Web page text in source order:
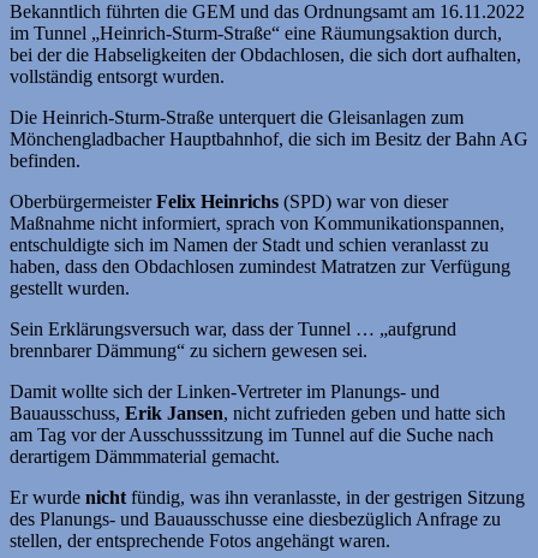
Bekanntlich führten die GEM und das Ordnungsamt am 16.11.2022
im Tunnel „Heinrich-Sturm-Straße“ eine Räumungsaktion durch,
bei der die Habseligkeiten der Obdachlosen, die sich dort aufhalten,
vollständig entsorgt wurden.
Die Heinrich-Sturm-Straße unterquert die Gleisanlagen zum
Mönchengladbacher Hauptbahnhof, die sich im Besitz der Bahn AG
befinden.
OberbürgermeisterFelix Heinrichs (SPD) war von dieser
Maßnahme nicht informiert, sprach von Kommunikationspannen,
entschuldigte sich im Namen der Stadt und schien veranlasst zu
haben, dass den Obdachlosen zumindest Matratzen zur Verfügung
gestellt wurden.
Sein Erklärungsversuch war, dass der Tunnel … „aufgrund
brennbarer Dämmung“ zu sichern gewesen sei.
Damit wollte sich der Linken-Vertreter im Planungs- und
Bauausschuss, Erik Jansen, nicht zufrieden geben und hatte sich
am Tag vor der Ausschusssitzung im Tunnel auf die Suche nach
derartigem Dämmmaterial gemacht.
Er wurde nicht fündig, was ihn veranlasste, in der gestrigen Sitzung
des Planungs- und Bauausschusse eine diesbezüglich Anfrage zu
stellen, der entsprechende Fotos angehängt waren.